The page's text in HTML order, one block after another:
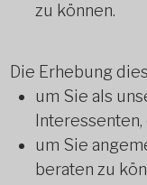
zu können.
Die Erhebung
um Sie als
um Sie
beraten zu